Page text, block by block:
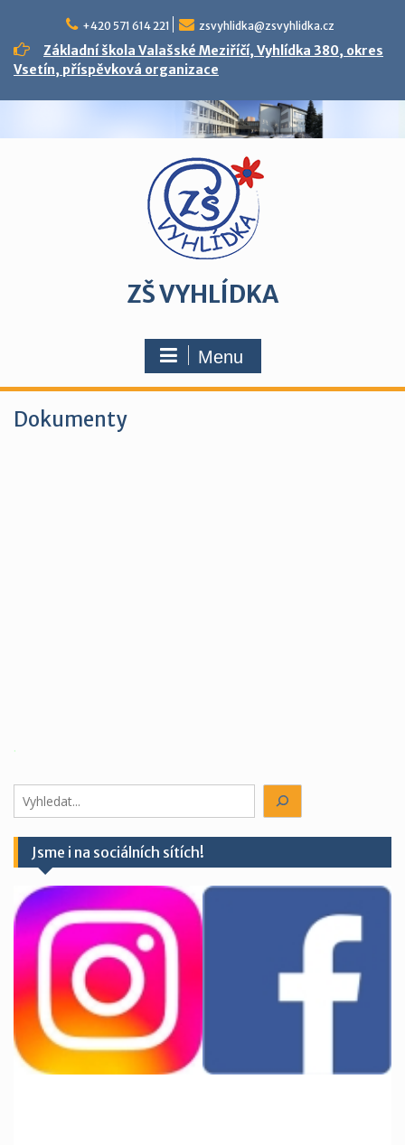
content
+420 571 614 221 zsvyhlidka@zsvyhlidka.cz
Základní škola Valašské Meziříčí, Vyhlídka 380, okres
Vsetín, příspěvková organizace
ZŠ VYHLÍDKA
Menu
Dokumenty
.
Hledáte
něco?
Jsme i na sociálních sítích!